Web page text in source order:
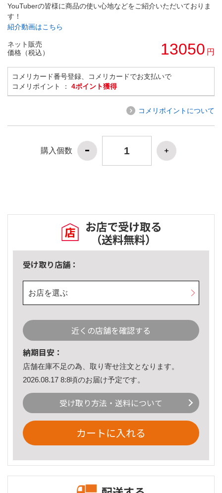
YouTuberの皆様に商品の使い心地などをご紹介いただいておりま
す！
紹介動画はこちら
ネット販売
価格（税込）
13050 円
コメリカード番号登録、コメリカードでお支払いで
コメリポイント ： 4ポイント獲得
コメリポイントについて
購入個数
お店で受け取る
（送料無料）
受け取り店舗：
お店を選ぶ
近くの店舗を確認する
納期目安：
店舗在庫不足の為、取り寄せ注文となります。
2026.08.17 8:8頃のお届け予定です。
受け取り方法・送料について
カートに入れる